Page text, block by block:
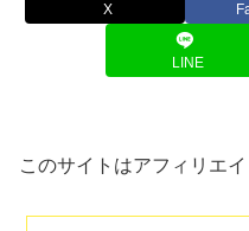
X
LINE
このサイトはアフィリエ